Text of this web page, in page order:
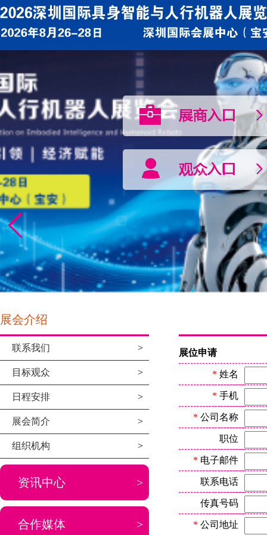
展会介绍
联系我们 >
目标观众 >
日程安排 >
展会简介 >
组织机构 >
资讯中心 >
合作媒体 >
展位申请
* 姓名
* 手机
* 公司名称
职位
* 电子邮件
联系电话
传真号码
* 公司地址